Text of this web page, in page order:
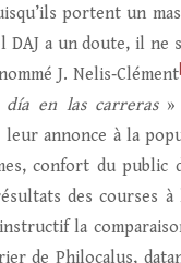
portent un
a un doute, il ne
J. Nelis‑Clément
día en las carreras»
annonce à la
confort du public
des courses à
la
de Philocalus,